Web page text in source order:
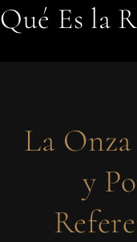
Qué Es la
La
y